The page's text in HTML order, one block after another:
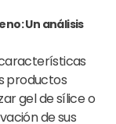
Un análisis
productos
gel de sílice o
de sus